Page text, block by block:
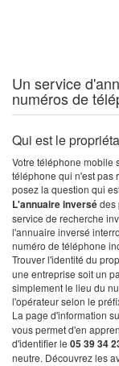
Un service
numéros de
Qui est le
Votre téléphone mobile
téléphone qui n'est pas
posez la question qui
L'annuaire inversédes
service de recherche
l'annuaire inversé
numéro de téléphone
Trouver l'identité du
une entreprise soit un
simplement le lieu du
l'opérateur selon le
La page d'information
vous permet d'en
d'identifier le 05 39 34
neutre. Découvrez les